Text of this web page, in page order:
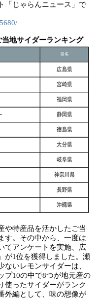
「じゃらんニュース」で
地サイダーランキング
や特産品を活かしたご当
す。その中から、一度は
てアンケートを実施、広
が1位を獲得しました。瀬
ないレモンサイダーは、
プ10の中で8つが地元産の
使ったサイダーがランク
外編として、味の想像が